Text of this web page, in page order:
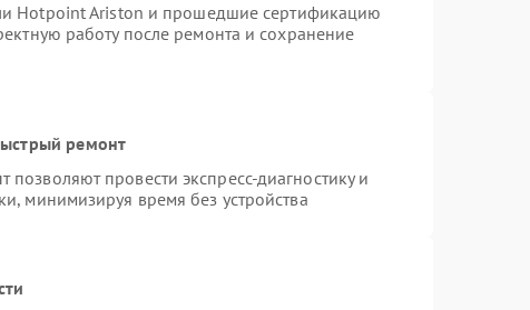
Hotpoint Ariston и прошедшие сертификацию
работу после ремонта и сохранение
ремонт
провести экспресс-диагностику и
минимизируя время без устройства